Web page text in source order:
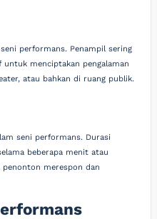
performans. Penampil sering
untuk menciptakan pengalaman
atau bahkan di ruang publik.
seni performans. Durasi
beberapa menit atau
merespon dan